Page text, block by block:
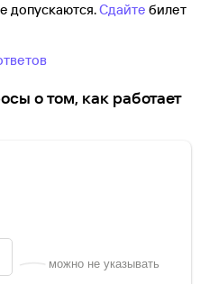
допускаются.Сдайте билет
о том, как работает
можно не указывать